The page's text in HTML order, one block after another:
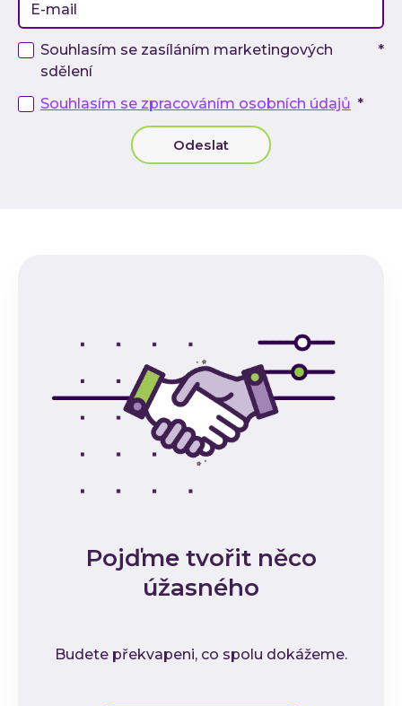
Souhlasím se zasíláním marketingových
sdělení
*
Souhlasím se zpracováním osobních údajů *
C-Suite-Meetup
Odeslat
Pojďme tvořit něco
úžasného
Budete překvapeni, co spolu dokážeme.